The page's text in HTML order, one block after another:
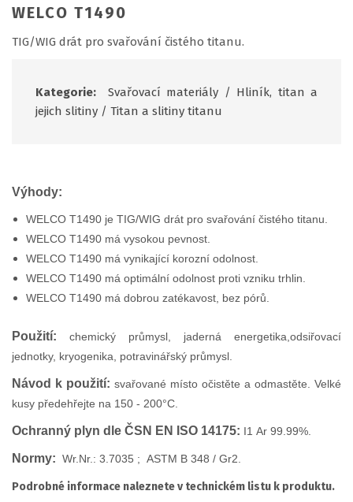
WELCO T1490
TIG/WIG drát pro svařování čistého titanu.
Kategorie: Svařovací materiály / Hliník, titan a
jejich slitiny / Titan a slitiny titanu
Výhody:
WELCO T1490 je TIG/WIG drát pro svařování čistého titanu.
WELCO T1490 má vysokou pevnost.
WELCO T1490 má vynikající korozní odolnost.
WELCO T1490 má optimální odolnost proti vzniku trhlin.
WELCO T1490 má dobrou zatékavost, bez pórů.
Použití: chemický průmysl, jaderná energetika,odsiřovací
jednotky, kryogenika, potravinářský průmysl.
Návod k použití: svařované místo očistěte a odmastěte. Velké
kusy předehřejte na 150 - 200°C.
Ochranný plyn dle ČSN EN ISO 14175: I1 Ar 99.99%.
Normy: Wr.Nr.: 3.7035 ; ASTM B 348 / Gr2.
Podrobné informace naleznete v technickém listu k produktu.